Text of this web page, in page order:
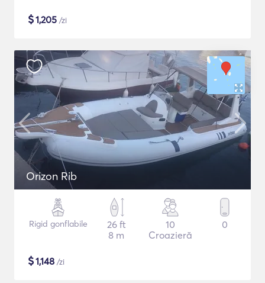
$1,205 /zi
Orizon Rib
Rigid gonflabile
26 ft
8 m
10
Croazieră
0
$1,148 /zi